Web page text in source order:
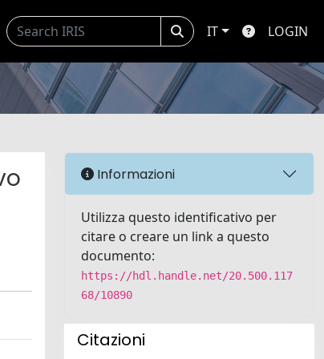
IT LOGIN
Informazioni
Utilizza questo identificativo per
citare o creare un link a questo
documento:
https://hdl.handle.net/20.500.117
68/10890
Citazioni